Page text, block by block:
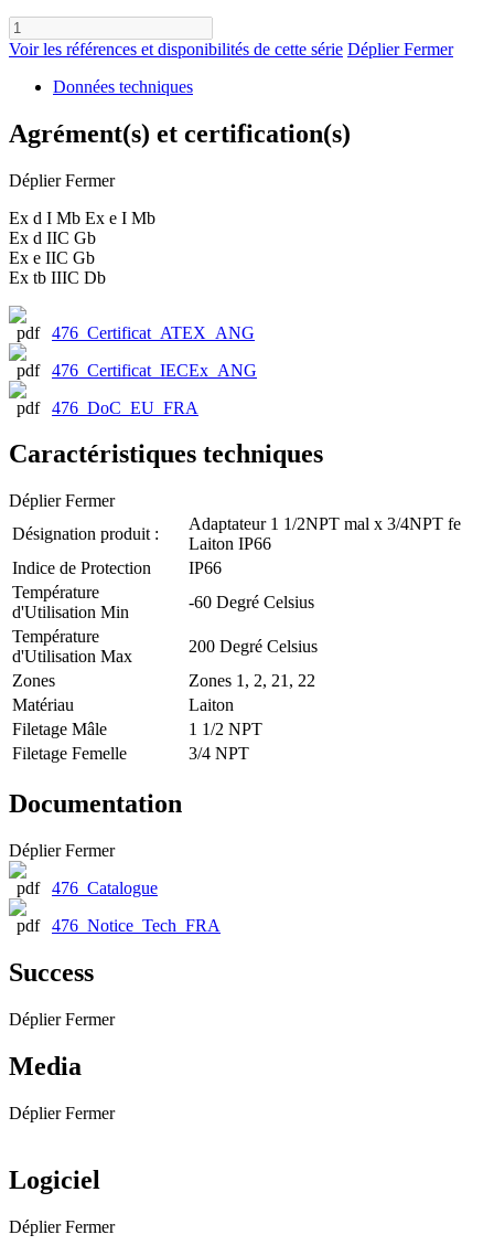
Voir les références et disponibilités de cette série Déplier Fermer
Données techniques
Agrément(s) et certification(s)
Déplier Fermer
Ex d I Mb Ex e I Mb
Ex d IIC Gb
Ex e IIC Gb
Ex tb IIIC Db
476_Certificat_ATEX_ANG
476_Certificat_IECEx_ANG
476_DoC_EU_FRA
Caractéristiques techniques
Déplier Fermer
Désignation produit :
Adaptateur 1 1/2NPT mal x 3/4NPT fe
Laiton IP66
Indice de Protection
IP66
Température
d'Utilisation Min
-60 Degré Celsius
Température
d'Utilisation Max
200 Degré Celsius
Zones
Zones 1, 2, 21, 22
Matériau
Laiton
Filetage Mâle
1 1/2 NPT
Filetage Femelle
3/4 NPT
Documentation
Déplier Fermer
476_Catalogue
476_Notice_Tech_FRA
Success
Déplier Fermer
Media
Déplier Fermer
Logiciel
Déplier Fermer